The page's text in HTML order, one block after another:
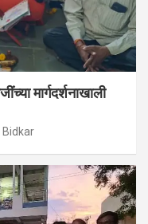
मार्गदर्शनाखाली
Bidkar